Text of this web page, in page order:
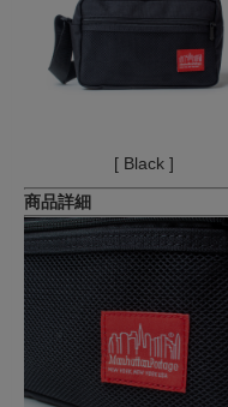
[ Black ]
商品詳細